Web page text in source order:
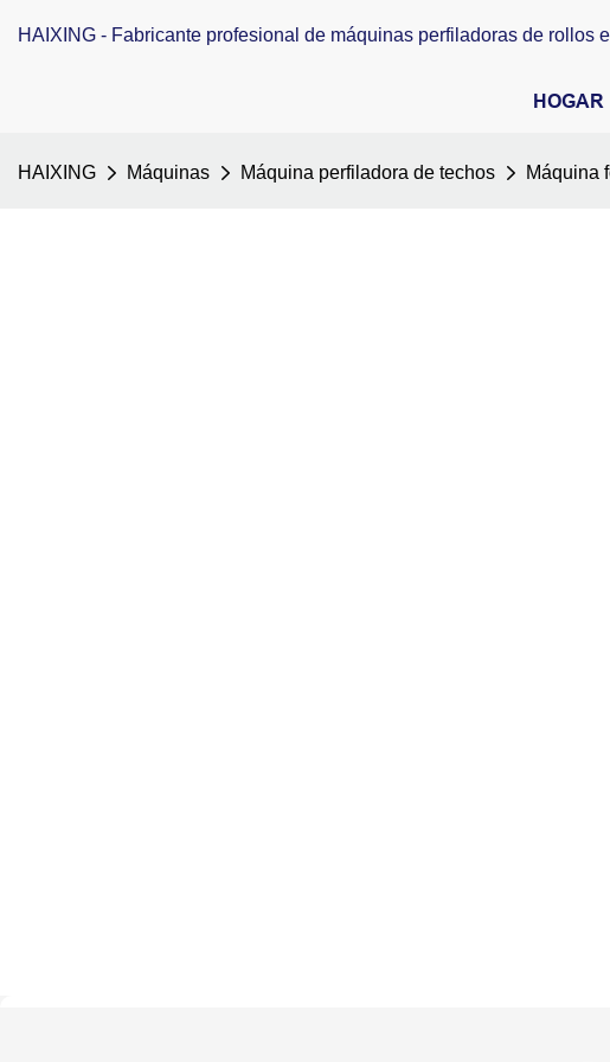
HAIXING - Fabricante profesional de máquinas perfiladoras de rollos
HOGAR
HAIXING Máquinas Máquina perfiladora de techos Máquina